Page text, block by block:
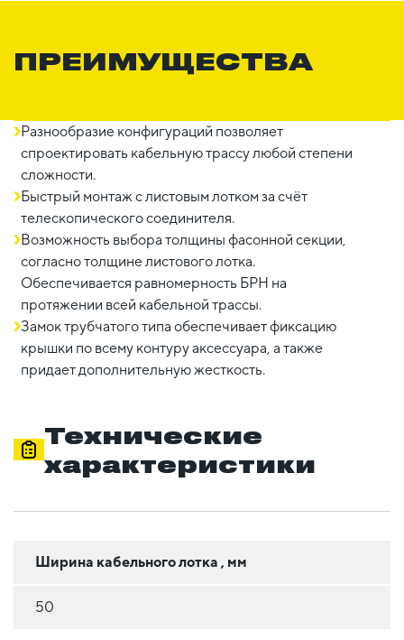
ПРЕИМУЩЕСТВА
Разнообразие конфигураций позволяет
спроектировать кабельную трассу любой степени
сложности.
Быстрый монтаж с листовым лотком за счёт
телескопического соединителя.
Возможность выбора толщины фасонной секции,
согласно толщине листового лотка.
Обеспечивается равномерность БРН на
протяжении всей кабельной трассы.
Замок трубчатого типа обеспечивает фиксацию
крышки по всему контуру аксессуара, а также
придает дополнительную жесткость.
Технические
характеристики
Ширина кабельного лотка , мм
50